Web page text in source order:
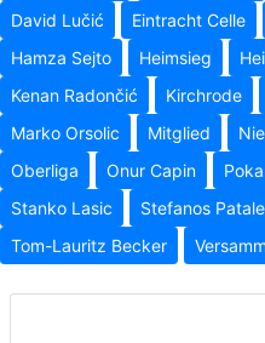
David Lučić
Eintracht Celle
Hamza Sejto
Heimsieg
Kenan Radončić
Kirchrode
Marko Orsolic
Mitglied
Oberliga
Onur Capin
Stanko Lasic
Stefanos
Tom-Lauritz Becker